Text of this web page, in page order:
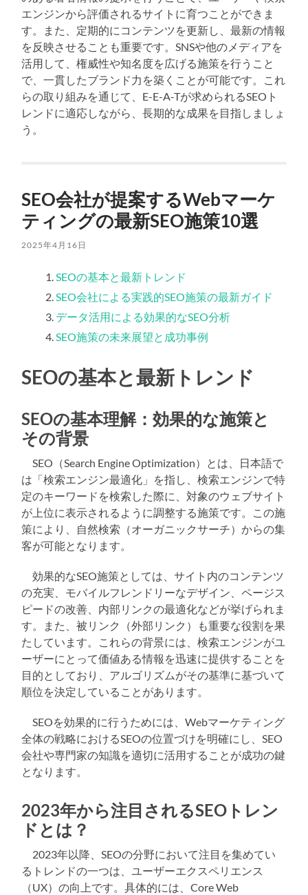
エンジンから評価されるサイトに育つことができま
す。また、定期的にコンテンツを更新し、最新の情報
を反映させることも重要です。SNSや他のメディアを
活用して、権威性や知名度を広げる施策を行うこと
で、一貫したブランド力を築くことが可能です。これ
らの取り組みを通じて、E-E-A-Tが求められるSEOト
レンドに適応しながら、長期的な成果を目指しましょ
う。
SEO会社が提案するWebマーケ
ティングの最新SEO施策10選
2025年4月16日
SEOの基本と最新トレンド
SEO会社による実践的SEO施策の最新ガイド
データ活用による効果的なSEO分析
SEO施策の未来展望と成功事例
SEOの基本と最新トレンド
SEOの基本理解：効果的な施策と
その背景
SEO（Search Engine Optimization）とは、日本語で
は「検索エンジン最適化」を指し、検索エンジンで特
定のキーワードを検索した際に、対象のウェブサイト
が上位に表示されるように調整する施策です。この施
策により、自然検索（オーガニックサーチ）からの集
客が可能となります。
効果的なSEO施策としては、サイト内のコンテンツ
の充実、モバイルフレンドリーなデザイン、ページス
ピードの改善、内部リンクの最適化などが挙げられま
す。また、被リンク（外部リンク）も重要な役割を果
たしています。これらの背景には、検索エンジンがユ
ーザーにとって価値ある情報を迅速に提供することを
目的としており、アルゴリズムがその基準に基づいて
順位を決定していることがあります。
SEOを効果的に行うためには、Webマーケティング
全体の戦略におけるSEOの位置づけを明確にし、SEO
会社や専門家の知識を適切に活用することが成功の鍵
となります。
2023年から注目されるSEOトレン
ドとは？
2023年以降、SEOの分野において注目を集めてい
るトレンドの一つは、ユーザーエクスペリエンス
（UX）の向上です。具体的には、Core Web